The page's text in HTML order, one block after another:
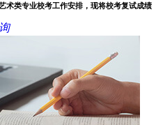
术类专业校考工作安排，现将校考复试成绩